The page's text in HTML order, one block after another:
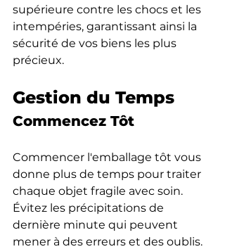
supérieure contre les chocs et les
intempéries, garantissant ainsi la
sécurité de vos biens les plus
précieux.
Gestion du Temps
Commencez Tôt
Commencer l'emballage tôt vous
donne plus de temps pour traiter
chaque objet fragile avec soin.
Évitez les précipitations de
dernière minute qui peuvent
mener à des erreurs et des oublis.